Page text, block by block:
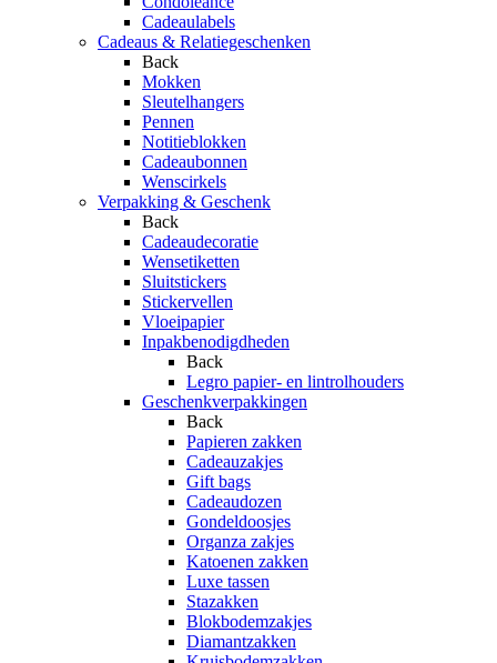
Cadeaulabels
Cadeaus & Relatiegeschenken
Back
Mokken
Sleutelhangers
Pennen
Notitieblokken
Cadeaubonnen
Wenscirkels
Verpakking & Geschenk
Back
Cadeaudecoratie
Wensetiketten
Sluitstickers
Stickervellen
Vloeipapier
Inpakbenodigdheden
Back
Legro papier- en lintrolhouders
Geschenkverpakkingen
Back
Papieren zakken
Cadeauzakjes
Gift bags
Cadeaudozen
Gondeldoosjes
Organza zakjes
Katoenen zakken
Luxe tassen
Stazakken
Blokbodemzakjes
Diamantzakken